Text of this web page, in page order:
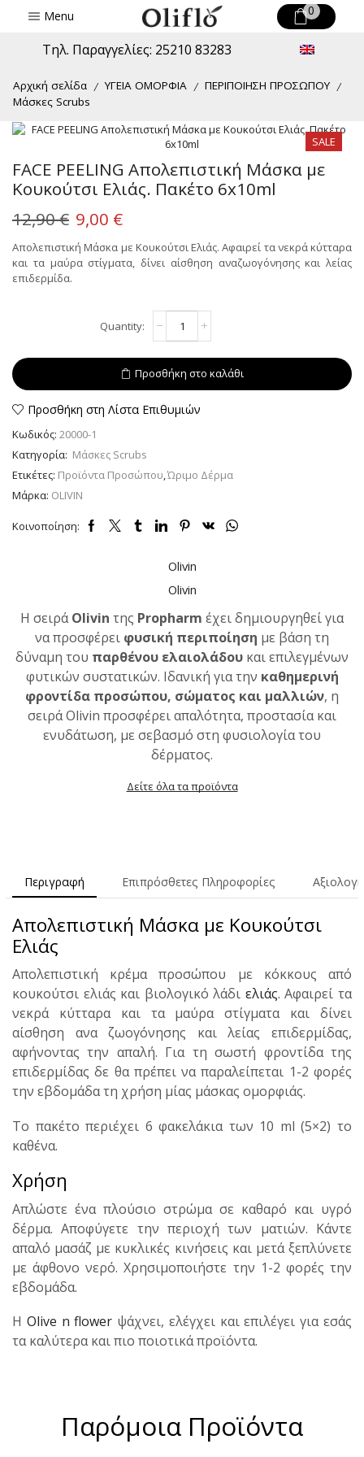
Menu 0
Τηλ. Παραγγελίες: 25210 83283
Αρχική σελίδα / ΥΓΕΙΑ ΟΜΟΡΦΙΑ / ΠΕΡΙΠΟΙΗΣΗ ΠΡΟΣΩΠΟΥ /
Μάσκες Scrubs
SALE
FACE PEELING Απολεπιστική Μάσκα με
Κουκούτσι Ελιάς. Πακέτο 6x10ml
12,90€ Original
price
was:
9,00 €Η
τρέχουσα
τιμή
9,00 €.
Απολεπιστική Μάσκα με Κουκούτσι Ελιάς. Αφαιρεί τα νεκρά κύτταρα
και τα μαύρα στίγματα, δίνει αίσθηση αναζωογόνησης και λείας
επιδερμίδα.
PEELING
Απολεπιστική
Μάσκα
με
Κουκούτσι
Ελιάς.
Πακέτο
Προσθήκη στο καλάθι
Προσθήκη στη Λίστα Επιθυμιών
Κωδικός: 20000-1
Κατηγορία: Μάσκες Scrubs
Ετικέτες: Προϊόντα Προσώπου,Ώριμο Δέρμα
Μάρκα: OLIVIN
Κοινοποίηση:
Olivin
Olivin
Η σειράOlivin της Propharm έχει δημιουργηθεί για
να προσφέρει φυσική περιποίηση με βάση τη
δύναμη του παρθένου ελαιολάδου και επιλεγμένων
φυτικών συστατικών. Ιδανική για την καθημερινή
φροντίδα προσώπου, σώματος και μαλλιών, η
σειρά Olivin προσφέρει απαλότητα, προστασία και
ενυδάτωση, με σεβασμό στη φυσιολογία του
δέρματος.
Δείτε όλα τα προϊόντα
Περιγραφή Επιπρόσθετες Πληροφορίες
Απολεπιστική Μάσκα με Κουκούτσι
Ελιάς
Απολεπιστική κρέμα προσώπου με κόκκους από
κουκούτσι ελιάς και βιολογικό λάδι ελιάς. Αφαιρεί τα
νεκρά κύτταρα και τα μαύρα στίγματα και δίνει
αίσθηση ανα ζωογόνησης και λείας επιδερμίδας,
αφήνοντας την απαλή. Για τη σωστή φροντίδα της
επιδερμίδας δε θα πρέπει να παραλείπεται 1-2 φορές
την εβδομάδα τη χρήση μίας μάσκας ομορφιάς.
Το πακέτο περιέχει 6 φακελάκια των 10 ml (5×2) το
καθένα.
Χρήση
Απλώστε ένα πλούσιο στρώμα σε καθαρό και υγρό
δέρμα. Αποφύγετε την περιοχή των ματιών. Κάντε
απαλό μασάζ με κυκλικές κινήσεις και μετά ξεπλύνετε
με άφθονο νερό. Χρησιμοποιήστε την 1-2 φορές την
εβδομάδα.
Η Olive n flower ψάχνει, ελέγχει και επιλέγει για εσάς
τα καλύτερα και πιο ποιοτικά προϊόντα.
Παρόμοια Προϊόντα